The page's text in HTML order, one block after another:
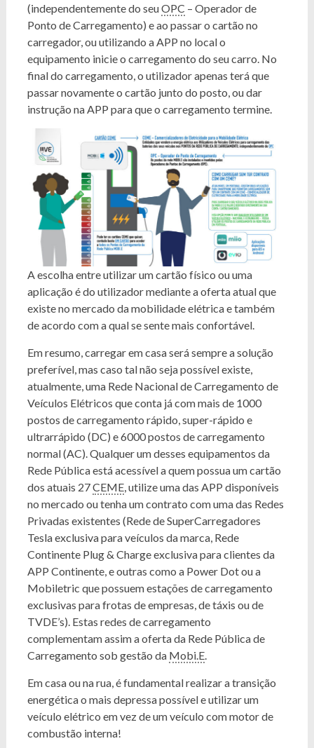
(independentemente do seuOPC – Operador de
Ponto de Carregamento) e ao passar o cartão no
carregador, ou utilizando a APP no local o
equipamento inicie o carregamento do seu carro. No
final do carregamento, o utilizador apenas terá que
passar novamente o cartão junto do posto, ou dar
instrução na APP para que o carregamento termine.
A escolha entre utilizar um cartão físico ou uma
aplicação é do utilizador mediante a oferta atual que
existe no mercado da mobilidade elétrica e também
de acordo com a qual se sente mais confortável.
Em resumo, carregar em casa será sempre a solução
preferível, mas caso tal não seja possível existe,
atualmente, uma Rede Nacional de Carregamento de
Veículos Elétricos que conta já com mais de 1000
postos de carregamento rápido, super-rápido e
ultrarrápido (DC) e 6000 postos de carregamento
normal (AC). Qualquer um desses equipamentos da
Rede Pública está acessível a quem possua um cartão
dos atuais 27CEME, utilize uma das APP disponíveis
no mercado ou tenha um contrato com uma das Redes
Privadas existentes (Rede de SuperCarregadores
Tesla exclusiva para veículos da marca, Rede
Continente Plug & Charge exclusiva para clientes da
APP Continente, e outras como a Power Dot ou a
Mobiletric que possuem estações de carregamento
exclusivas para frotas de empresas, de táxis ou de
TVDE’s). Estas redes de carregamento
complementam assim a oferta da Rede Pública de
Carregamento sob gestão da Mobi.E.
Em casa ou na rua, é fundamental realizar a transição
energética o mais depressa possível e utilizar um
veículo elétrico em vez de um veículo com motor de
combustão interna!